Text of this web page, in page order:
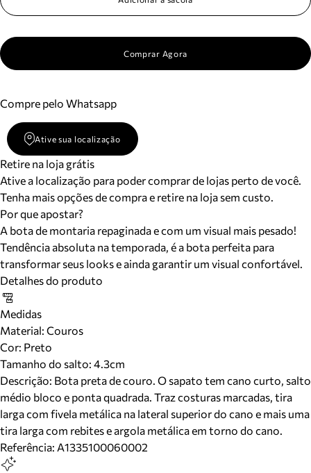
Comprar Agora
Compre pelo Whatsapp
Ative sua localização
Retire na loja grátis
Ative a localização para poder comprar de lojas perto de você.
Tenha mais opções de compra e retire na loja sem custo.
Por que apostar?
A bota de montaria repaginada e com um visual mais pesado!
Tendência absoluta na temporada, é a bota perfeita para
transformar seus looks e ainda garantir um visual confortável.
Detalhes do produto
Medidas
Material: Couros
Cor: Preto
Tamanho do salto: 4.3cm
Descrição: Bota preta de couro. O sapato tem cano curto, salto
médio bloco e ponta quadrada. Traz costuras marcadas, tira
larga com fivela metálica na lateral superior do cano e mais uma
tira larga com rebites e argola metálica em torno do cano.
Referência: A1335100060002